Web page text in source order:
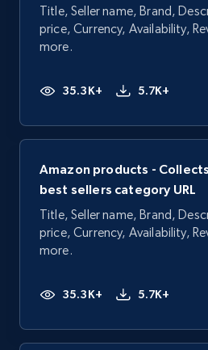
Title, Seller name, Brand,
price, Currency, Availability,
more.
35.3K+ 5.7K+
Amazon products -
best sellers category URL
Title, Seller name, Brand,
price, Currency, Availability,
more.
35.3K+ 5.7K+